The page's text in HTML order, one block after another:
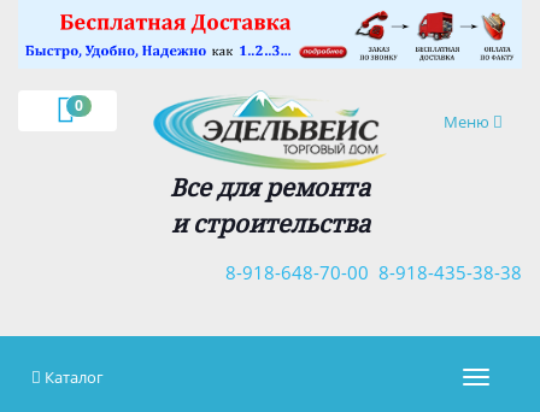
0
Навигация
Меню
Все для ремонта
и строительства
8-918-435-38-38
8-918-648-70-00
×
Каталог